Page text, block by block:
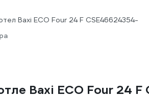
Baxi ECO Four 24 F CSE46624354-
Baxi ECO Four 24